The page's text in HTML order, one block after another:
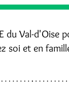
du Val-d'Oise
soi et en